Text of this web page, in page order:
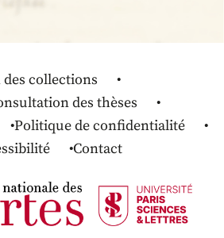
des collections
des thèses
Politique de confidentialité
Contact